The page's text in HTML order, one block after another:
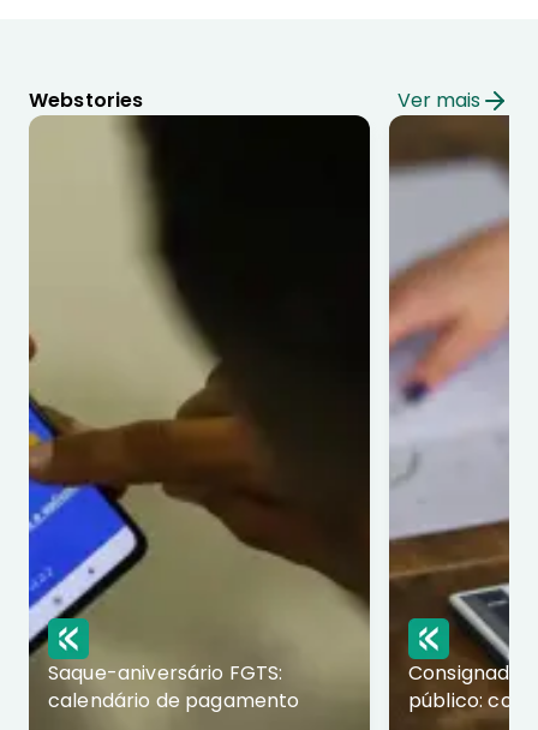
Webstories Ver mais
Saque-aniversário FGTS:
calendário de pagamento
Consignado
público: